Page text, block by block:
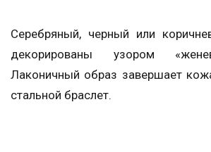
Серебряный, черный или
декорированы узором
Лаконичный образ завершает
стальной браслет.